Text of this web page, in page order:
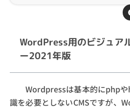
WordPress用のビジュア
ー2021年版
Wordpressは基本的にphp
識を必要としないCMSですが、